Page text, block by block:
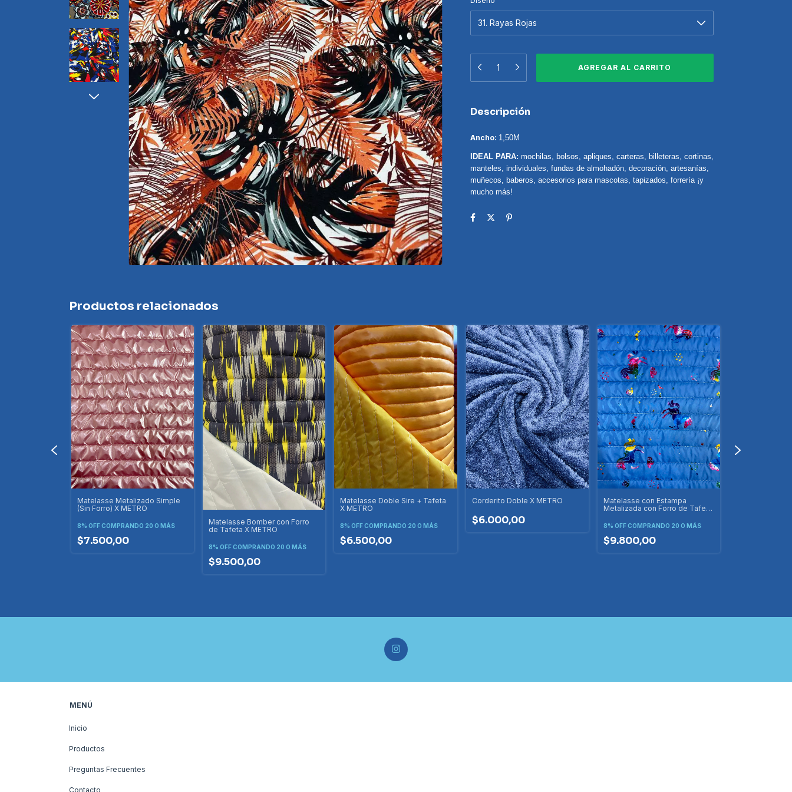
Descripción
Ancho: 1,50M
IDEAL PARA: mochilas, bolsos, apliques, carteras, billeteras, cortinas,
manteles, individuales, fundas de almohadón, decoración, artesanías,
muñecos, baberos, accesorios para mascotas, tapizados, forrería ¡y
mucho más!
Productos relacionados
Matelasse Metalizado Simple
(Sin Forro) X METRO
8% OFFCOMPRANDO 20 O MÁS
$7.500,00
Matelasse Bomber con Forro
de Tafeta X METRO
8% OFFCOMPRANDO 20 O MÁS
$9.500,00
Matelasse Doble Sire + Tafeta
X METRO
8% OFFCOMPRANDO 20 O MÁS
$6.500,00
Corderito Doble X METRO
$6.000,00
Matelasse con Estampa
Metalizada con Forro de Tafeta
8% OFFCOMPRANDO 20 O MÁS
$9.800,00
MENÚ
Inicio
Productos
Preguntas Frecuentes
Contacto